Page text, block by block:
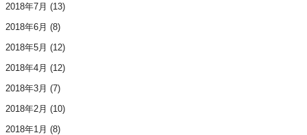
2018年7月 (13)
2018年6月 (8)
2018年5月 (12)
2018年4月 (12)
2018年3月 (7)
2018年2月 (10)
2018年1月 (8)